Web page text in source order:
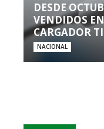
DESDE
VENDIDOS
CARGADOR
NACIONAL